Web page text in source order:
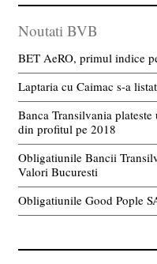
Noutati BVB
BET AeRO, primul indice
Laptaria cu Caimac s-a
Banca Transilvania
din profitul pe 2018
Obligatiunile Bancii
Valori Bucuresti
Obligatiunile Good Pople